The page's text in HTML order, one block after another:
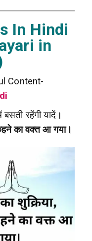
In Hindi
in
Content-
रहेंगी यादें।
का वक्त आ गया।